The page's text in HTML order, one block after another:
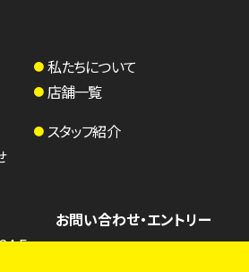
お問い合わせ・エントリー
私たちについて
店舗一覧
スタッフ紹介
Fooman LAB Inc.